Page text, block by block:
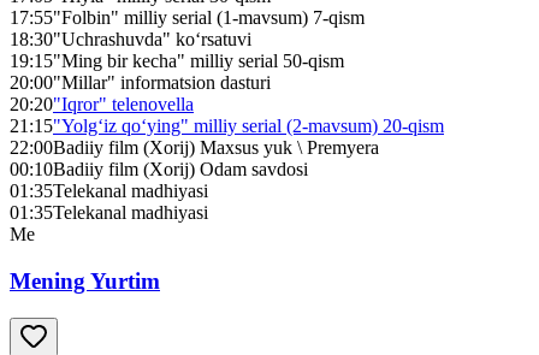
17:55"Folbin" milliy serial (1-mavsum) 7-qism
18:30"Uchrashuvda" ko‘rsatuvi
19:15"Ming bir kecha" milliy serial 50-qism
20:00"Millar" informatsion dasturi
20:20"Iqror" telenovella
21:15"Yolg‘iz qo‘ying" milliy serial (2-mavsum) 20-qism
22:00Badiiy film (Xorij) Maxsus yuk \ Premyera
00:10Badiiy film (Xorij) Odam savdosi
01:35Telekanal madhiyasi
01:35Telekanal madhiyasi
Me
Mening Yurtim